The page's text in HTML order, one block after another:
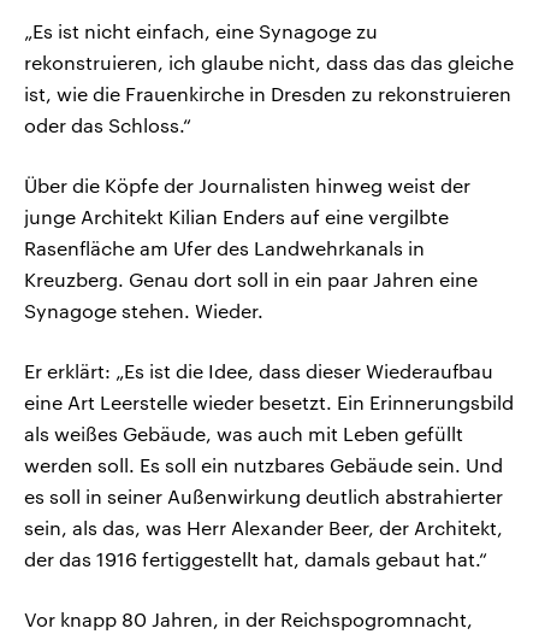
„Es ist nicht einfach, eine Synagoge zu
rekonstruieren, ich glaube nicht, dass das das gleiche
ist, wie die Frauenkirche in Dresden zu rekonstruieren
oder das Schloss.“
Über die Köpfe der Journalisten hinweg weist der
junge Architekt Kilian Enders auf eine vergilbte
Rasenfläche am Ufer des Landwehrkanals in
Kreuzberg. Genau dort soll in ein paar Jahren eine
Synagoge stehen. Wieder.
Er erklärt: „Es ist die Idee, dass dieser Wiederaufbau
eine Art Leerstelle wieder besetzt. Ein Erinnerungsbild
als weißes Gebäude, was auch mit Leben gefüllt
werden soll. Es soll ein nutzbares Gebäude sein. Und
es soll in seiner Außenwirkung deutlich abstrahierter
sein, als das, was Herr Alexander Beer, der Architekt,
der das 1916 fertiggestellt hat, damals gebaut hat.“
Vor knapp 80 Jahren, in der Reichspogromnacht,